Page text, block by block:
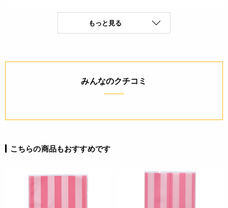
もっと見る
みんなのクチコミ
こちらの商品もおすすめです